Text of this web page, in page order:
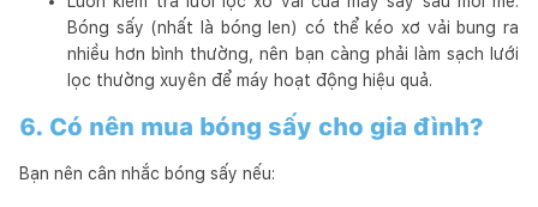
Bóng sấy (nhất là bóng len) có thể kéo xơ vải bung ra
nhiều hơn bình thường, nên bạn càng phải làm sạch lưới
lọc thường xuyên để máy hoạt động hiệu quả.
6. Có nên mua bóng sấy cho gia đình?
Bạn nên cân nhắc bóng sấy nếu: